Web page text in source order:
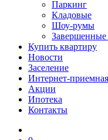
Паркинг
Кладовые
Шоу-румы
Купить квартиру
Новости
Заселение
Интернет-приемная
Акции
Ипотека
Контакты